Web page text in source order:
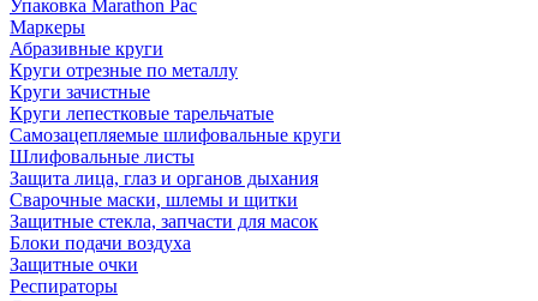
Упаковка Marathon Pac
Маркеры
Абразивные круги
Круги отрезные по металлу
Круги зачистные
Круги лепестковые тарельчатые
Самозацепляемые шлифовальные круги
Шлифовальные листы
Защита лица, глаз и органов дыхания
Сварочные маски, шлемы и щитки
Защитные стекла, запчасти для масок
Блоки подачи воздуха
Защитные очки
Респираторы